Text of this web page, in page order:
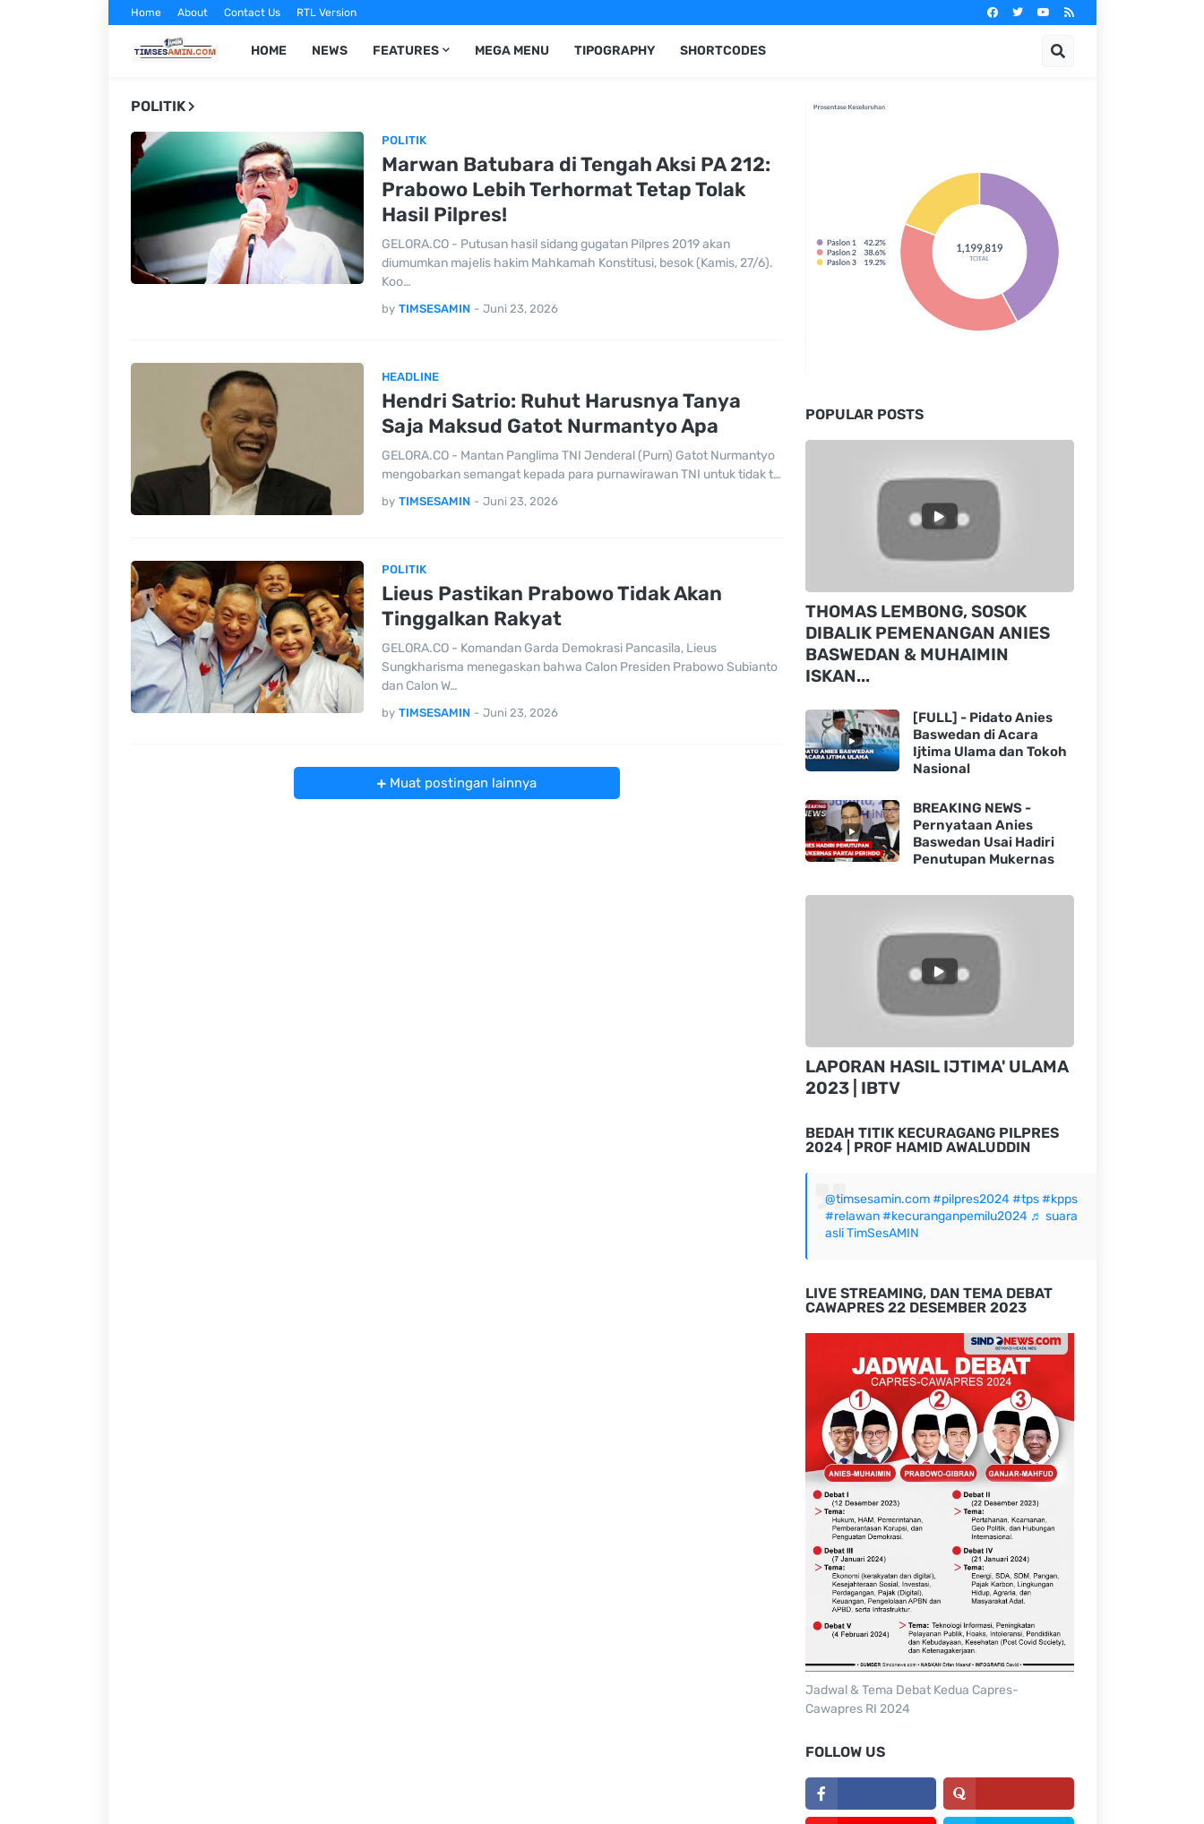
Home About Contact Us RTL Version
HOME NEWS FEATURES MEGA MENU TIPOGRAPHY SHORTCODES
POLITIK
POLITIK
Marwan Batubara di Tengah Aksi PA 212:
Prabowo Lebih Terhormat Tetap Tolak
Hasil Pilpres!
GELORA.CO - Putusan hasil sidang gugatan Pilpres 2019 akan
diumumkan majelis hakim Mahkamah Konstitusi, besok (Kamis, 27/6).
Koo…
by TIMSESAMIN - Juni 23, 2026
HEADLINE
Hendri Satrio: Ruhut Harusnya Tanya
Saja Maksud Gatot Nurmantyo Apa
GELORA.CO - Mantan Panglima TNI Jenderal (Purn) Gatot Nurmantyo
mengobarkan semangat kepada para purnawirawan TNI untuk tidak t…
by TIMSESAMIN - Juni 23, 2026
POLITIK
Lieus Pastikan Prabowo Tidak Akan
Tinggalkan Rakyat
GELORA.CO - Komandan Garda Demokrasi Pancasila, Lieus
Sungkharisma menegaskan bahwa Calon Presiden Prabowo Subianto
dan Calon W…
by TIMSESAMIN - Juni 23, 2026
Muat postingan lainnya
POPULAR POSTS
THOMAS LEMBONG, SOSOK
DIBALIK PEMENANGAN ANIES
BASWEDAN & MUHAIMIN
ISKAN...
[FULL] - Pidato Anies
Baswedan di Acara
Ijtima Ulama dan Tokoh
Nasional
BREAKING NEWS -
Pernyataan Anies
Baswedan Usai Hadiri
Penutupan Mukernas
LAPORAN HASIL IJTIMA' ULAMA
2023 | IBTV
BEDAH TITIK KECURAGANG PILPRES
2024 | PROF HAMID AWALUDDIN
@timsesamin.com #pilpres2024 #tps #kpps
#relawan #kecuranganpemilu2024 ♬ suara
asli TimSesAMIN
LIVE STREAMING, DAN TEMA DEBAT
CAWAPRES 22 DESEMBER 2023
Jadwal & Tema Debat Kedua Capres-
Cawapres RI 2024
FOLLOW US